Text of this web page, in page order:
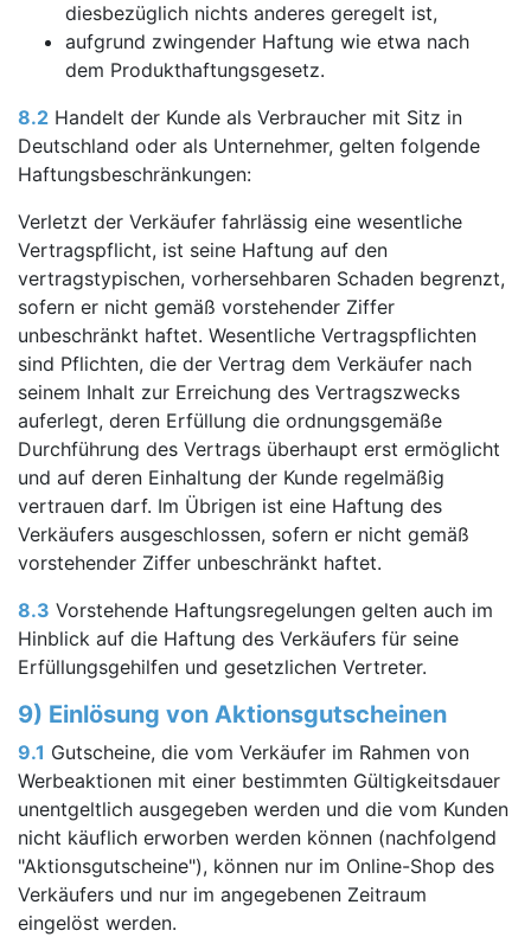
diesbezüglich nichts anderes geregelt ist,
aufgrund zwingender Haftung wie etwa nach
dem Produkthaftungsgesetz.
8.2 Handelt der Kunde als Verbraucher mit Sitz in
Deutschland oder als Unternehmer, gelten folgende
Haftungsbeschränkungen:
Verletzt der Verkäufer fahrlässig eine wesentliche
Vertragspflicht, ist seine Haftung auf den
vertragstypischen, vorhersehbaren Schaden begrenzt,
sofern er nicht gemäß vorstehender Ziffer
unbeschränkt haftet. Wesentliche Vertragspflichten
sind Pflichten, die der Vertrag dem Verkäufer nach
seinem Inhalt zur Erreichung des Vertragszwecks
auferlegt, deren Erfüllung die ordnungsgemäße
Durchführung des Vertrags überhaupt erst ermöglicht
und auf deren Einhaltung der Kunde regelmäßig
vertrauen darf. Im Übrigen ist eine Haftung des
Verkäufers ausgeschlossen, sofern er nicht gemäß
vorstehender Ziffer unbeschränkt haftet.
8.3 Vorstehende Haftungsregelungen gelten auch im
Hinblick auf die Haftung des Verkäufers für seine
Erfüllungsgehilfen und gesetzlichen Vertreter.
9) Einlösung von Aktionsgutscheinen
9.1 Gutscheine, die vom Verkäufer im Rahmen von
Werbeaktionen mit einer bestimmten Gültigkeitsdauer
unentgeltlich ausgegeben werden und die vom Kunden
nicht käuflich erworben werden können (nachfolgend
"Aktionsgutscheine"), können nur im Online-Shop des
Verkäufers und nur im angegebenen Zeitraum
eingelöst werden.